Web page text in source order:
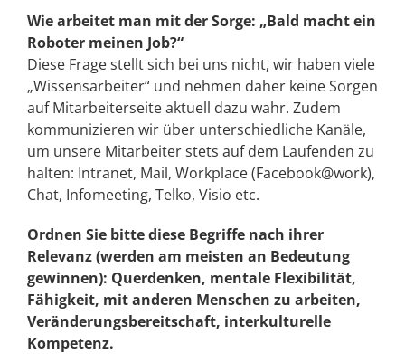
Wie arbeitet man mit der Sorge: „Bald macht ein
Roboter meinen Job?“
Diese Frage stellt sich bei uns nicht, wir haben viele
„Wissensarbeiter“ und nehmen daher keine Sorgen
auf Mitarbeiterseite aktuell dazu wahr. Zudem
kommunizieren wir über unterschiedliche Kanäle,
um unsere Mitarbeiter stets auf dem Laufenden zu
halten: Intranet, Mail, Workplace (Facebook@work),
Chat, Infomeeting, Telko, Visio etc.
Ordnen Sie bitte diese Begriffe nach ihrer
Relevanz (werden am meisten an Bedeutung
gewinnen): Querdenken, mentale Flexibilität,
Fähigkeit, mit anderen Menschen zu arbeiten,
Veränderungsbereitschaft, interkulturelle
Kompetenz.